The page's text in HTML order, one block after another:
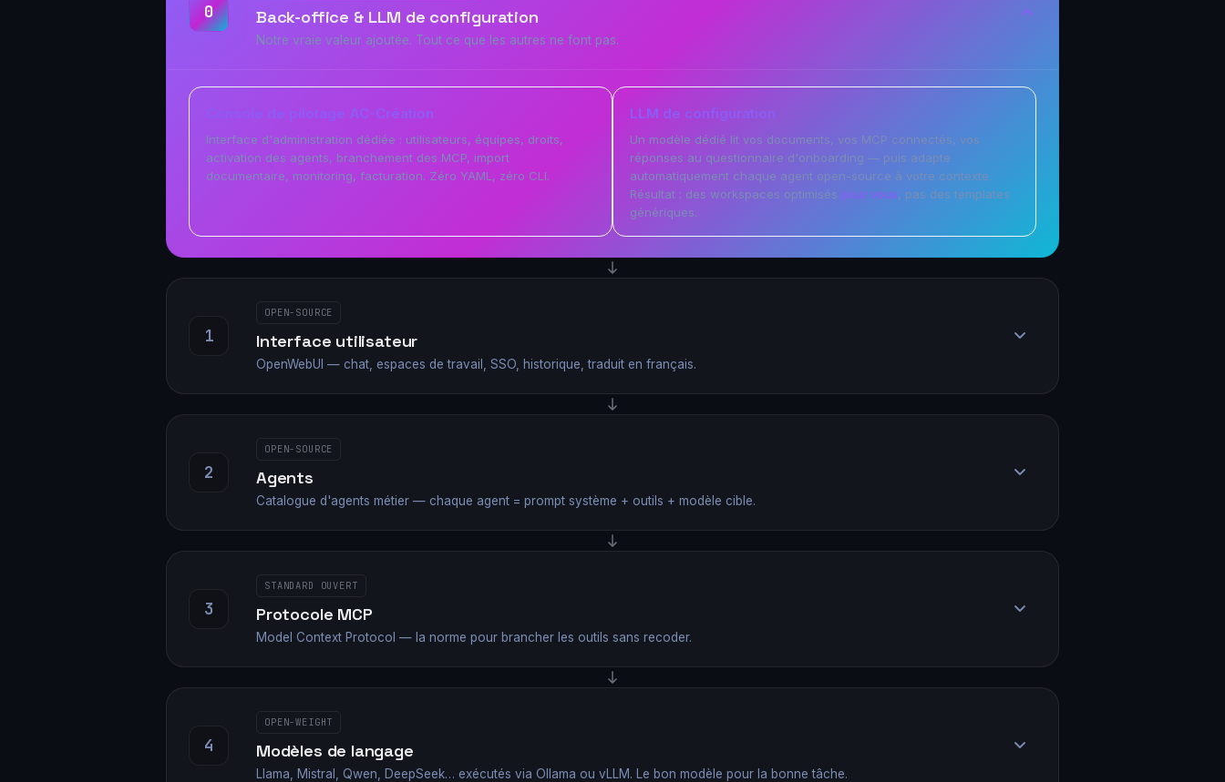
0 Back-office & LLM de configuration
Notre vraie valeur ajoutée. Tout ce que les autres ne font pas.
Console de pilotage AC-Création
Interface d'administration dédiée : utilisateurs, équipes, droits,
activation des agents, branchement des MCP, import
documentaire, monitoring, facturation. Zéro YAML, zéro CLI.
LLM de configuration
Un modèle dédié lit vos documents, vos MCP connectés, vos
réponses au questionnaire d'onboarding — puis adapte
automatiquement chaque agent open-source à votre contexte.
Résultat : des workspaces optimisés pour vous, pas des templates
génériques.
1
OPEN-SOURCE
Interface utilisateur
OpenWebUI — chat, espaces de travail, SSO, historique, traduit en français.
2
OPEN-SOURCE
Agents
Catalogue d'agents métier — chaque agent = prompt système + outils + modèle cible.
3
STANDARD OUVERT
Protocole MCP
Model Context Protocol — la norme pour brancher les outils sans recoder.
4
OPEN-WEIGHT
Modèles de langage
Llama, Mistral, Qwen, DeepSeek… exécutés via Ollama ou vLLM. Le bon modèle pour la bonne tâche.